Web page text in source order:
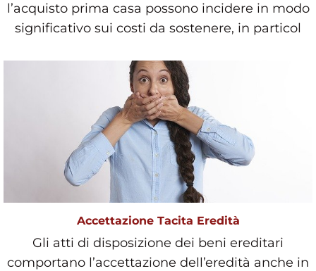
l’acquisto prima casa possono incidere in modo
significativo sui costi da sostenere, in particol
Accettazione Tacita Eredità
Gli atti di disposizione dei beni ereditari
comportano l’accettazione dell’eredità anche in